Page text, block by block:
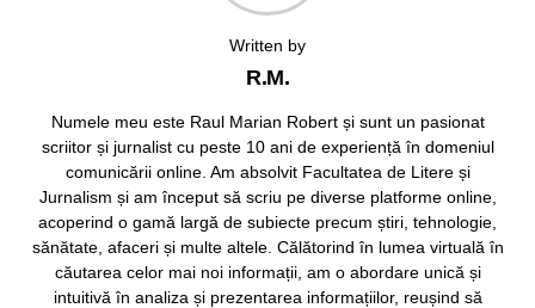
Written by
R.M.
Numele meu este Raul Marian Robert și sunt un pasionat
scriitor și jurnalist cu peste 10 ani de experiență în domeniul
comunicării online. Am absolvit Facultatea de Litere și
Jurnalism și am început să scriu pe diverse platforme online,
acoperind o gamă largă de subiecte precum știri, tehnologie,
sănătate, afaceri și multe altele. Călătorind în lumea virtuală în
căutarea celor mai noi informații, am o abordare unică și
intuitivă în analiza și prezentarea informațiilor, reușind să